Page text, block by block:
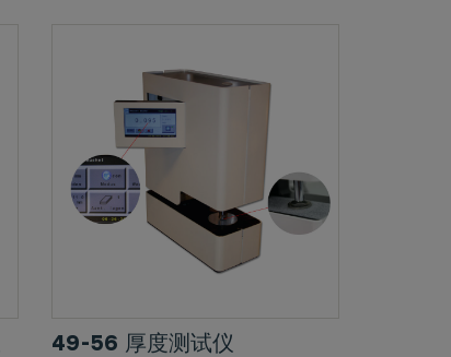
49-56 厚度测试仪